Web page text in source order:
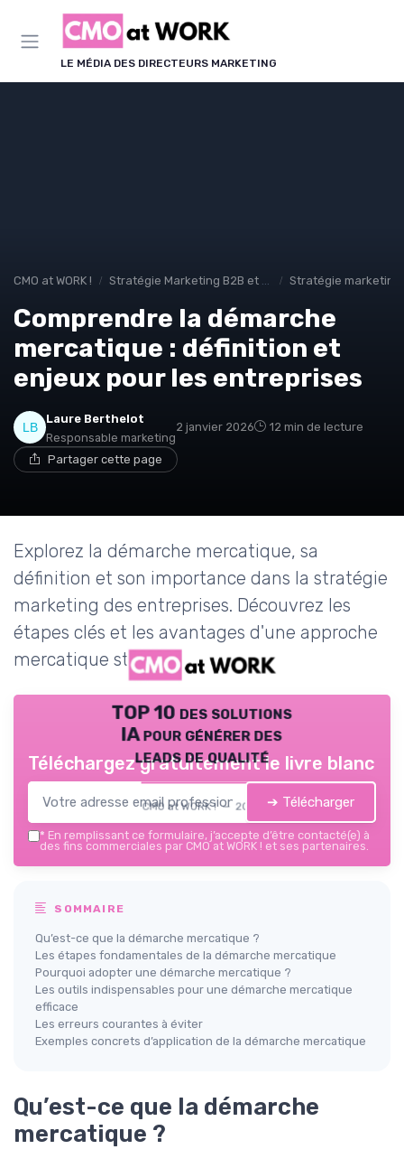
LE MÉDIA DES DIRECTEURS MARKETING
CMO at WORK ! Stratégie Marketing B2B et B2C Stratégie marketing
Comprendre la démarche
mercatique : définition et
enjeux pour les entreprises
Laure Berthelot
Responsable marketing
2 janvier 2026 12 min de lecture
Partager cette page
Explorez la démarche mercatique, sa
définition et son importance dans la stratégie
marketing des entreprises. Découvrez les
étapes clés et les avantages d'une approche
mercatique structurée.
TOP 10 des solutions
IA pour générer des
leads de qualité
CMO at WORK ! — 2026
Téléchargez gratuitement le livre blanc
➔ Télécharger
* En remplissant ce formulaire, j’accepte d’être contacté(e) à
des fins commerciales par CMO at WORK ! et ses partenaires.
SOMMAIRE
Qu’est-ce que la démarche mercatique ?
Les étapes fondamentales de la démarche mercatique
Pourquoi adopter une démarche mercatique ?
Les outils indispensables pour une démarche mercatique
efficace
Les erreurs courantes à éviter
Exemples concrets d’application de la démarche mercatique
Qu’est-ce que la démarche
mercatique ?
Panneau de gestion des cookies